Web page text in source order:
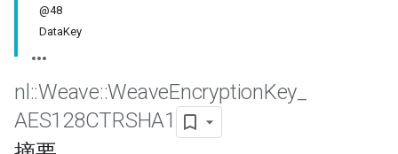
@48
DataKey
nl ::Weave::WeaveEncryptionKey
AES128CTRSHA1